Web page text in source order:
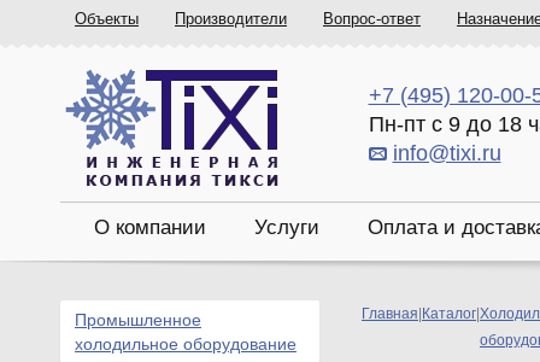
Объекты Производители Вопрос-ответ
+7 (495) 120-00-
Пн-пт с 9 до 18
info@tixi.ru
О компании Услуги Оплата и
Главная Каталог
Промышленное
холодильное оборудование